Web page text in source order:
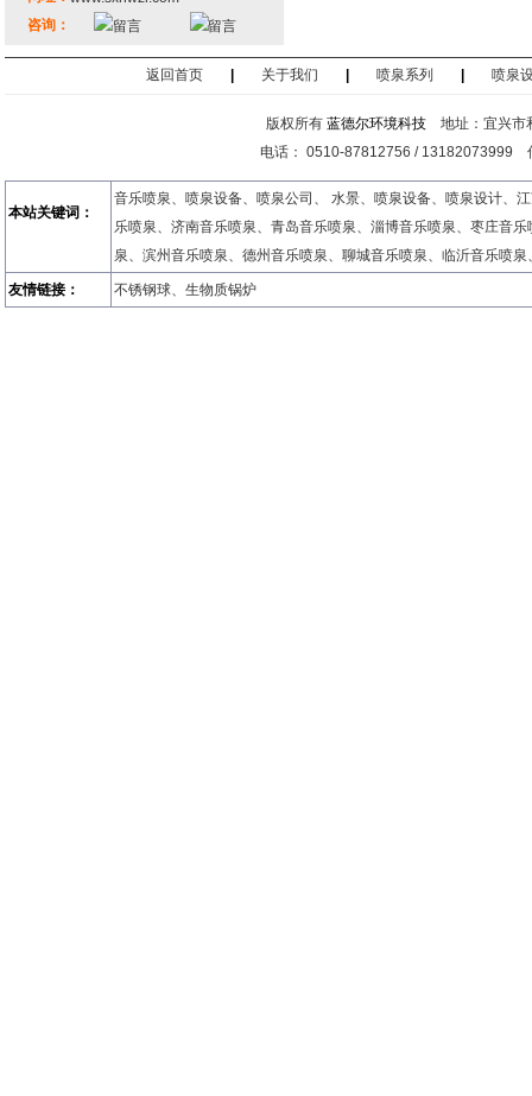
咨询：
返回首页 关于我们 喷泉系列 喷泉
版权所有 蓝德尔环境科技 地址：宜兴
电话： 0510-87812756 /
本站关键词：
音乐喷泉、 喷泉设备、 喷泉公司 、 水景、 喷泉设备、 喷泉设计、
乐喷泉、 济南音乐喷泉、 青岛音乐喷泉、 淄博音乐喷泉、 枣庄音乐
泉、 滨州音乐喷泉、 德州音乐喷泉、 聊城音乐喷泉、 临沂音乐喷泉
友情链接： 不锈钢球、 生物质锅炉